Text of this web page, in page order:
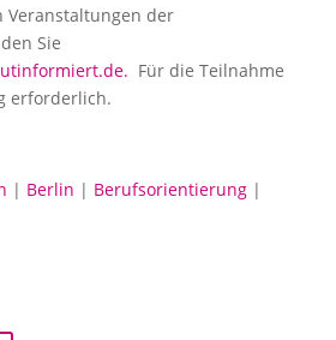
Veranstaltungen der
Sie
Für die Teilnahme
erforderlich.
| Berlin | Berufsorientierung |